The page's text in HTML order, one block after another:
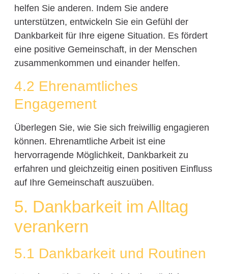
helfen Sie anderen. Indem Sie andere
unterstützen, entwickeln Sie ein Gefühl der
Dankbarkeit für Ihre eigene Situation. Es fördert
eine positive Gemeinschaft, in der Menschen
zusammenkommen und einander helfen.
4.2 Ehrenamtliches
Engagement
Überlegen Sie, wie Sie sich freiwillig engagieren
können. Ehrenamtliche Arbeit ist eine
hervorragende Möglichkeit, Dankbarkeit zu
erfahren und gleichzeitig einen positiven Einfluss
auf Ihre Gemeinschaft auszuüben.
5. Dankbarkeit im Alltag
verankern
5.1 Dankbarkeit und Routinen